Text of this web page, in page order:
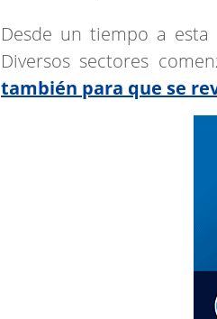
Desde un tiempo a
Diversos sectores
también para que se